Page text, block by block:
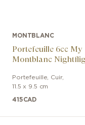
MONTBLANC
Portefeuille 6cc My
Montblanc
Portefeuille Cuir,
11.5 x 9.5 cm
415CAD